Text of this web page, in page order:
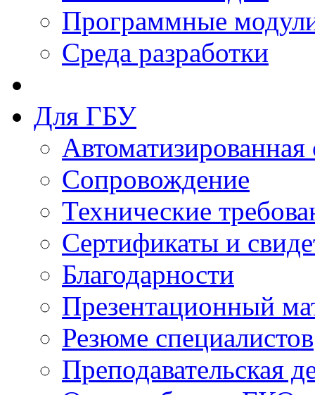
Программные
Среда разработки
Для ГБУ
Сопровождение
Технические
Сертификаты и
Благодарности
Презентационный
Резюме специалистов
Преподавательская